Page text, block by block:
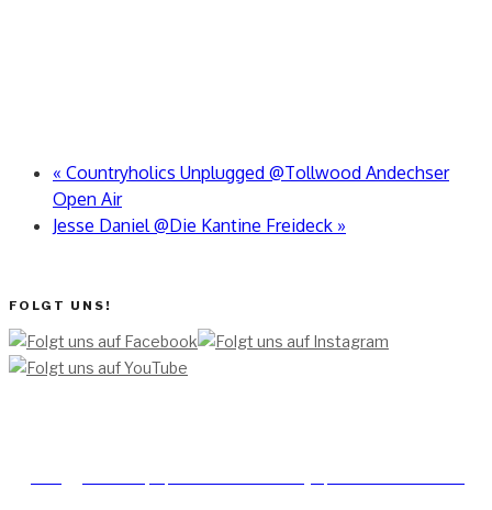
« Countryholics Unplugged @Tollwood Andechser
Open Air
Jesse Daniel @Die Kantine Freideck »
FOLGT UNS!